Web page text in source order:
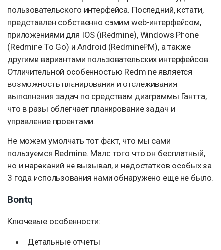
пользовательского интерфейса. Последний, кстати,
представлен собственно самим web-интерфейсом,
приложениями для IOS (iRedmine), Windows Phone
(Redmine To Go) и Android (RedminePM), а также
другими вариантами пользовательских интерфейсов.
Отличительной особенностью Redmine является
возможность планирования и отслеживания
выполнения задач по средствам диаграммы Гантта,
что в разы облегчает планирование задач и
управление проектами.
Не можем умолчать тот факт, что мы сами
пользуемся Redmine. Мало того что он бесплатный,
но и нареканий не вызывал, и недостатков особых за
3 года использования нами обнаружено еще не было.
Bontq
Ключевые особенности:
Детальные отчеты